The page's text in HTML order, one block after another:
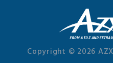
Copyright © 2026